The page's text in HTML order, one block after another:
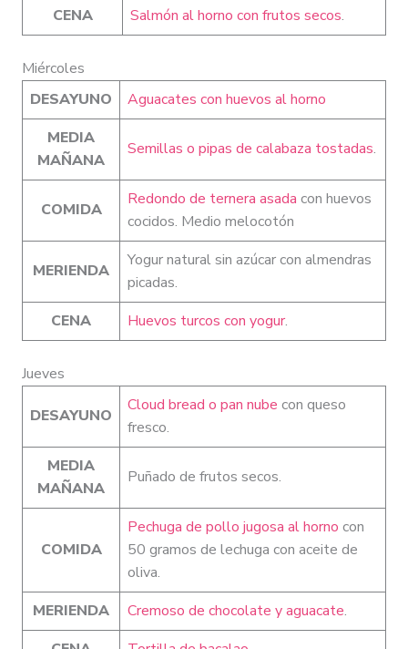
CENA
Salmón al horno con frutos secos.
Miércoles
DESAYUNO
Aguacates con huevos al horno
MEDIA
MAÑANA
Semillas o pipas de calabaza tostadas.
COMIDA
Redondo de ternera asada con huevos
cocidos. Medio melocotón
MERIENDA
Yogur natural sin azúcar con almendras
picadas.
CENA
Huevos turcos con yogur.
Jueves
DESAYUNO
Cloud bread o pan nube con queso
fresco.
MEDIA
MAÑANA
Puñado de frutos secos.
COMIDA
Pechuga de pollo jugosa al horno con
50 gramos de lechuga con aceite de
oliva.
MERIENDA
Cremoso de chocolate y aguacate.